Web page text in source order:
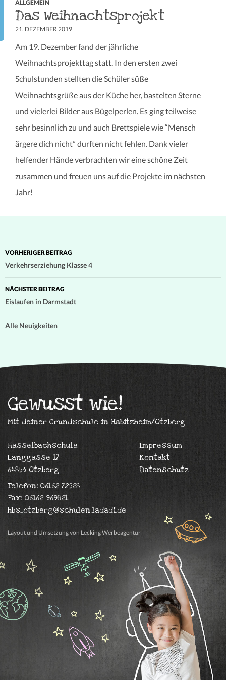
ALLGEMEIN
Das Weihnachtsprojekt
21. DEZEMBER 2019
Am 19. Dezember fand der jährliche
Weihnachtsprojekttag statt. In den ersten zwei
Schulstunden stellten die Schüler süße
Weihnachtsgrüße aus der Küche her, bastelten Sterne
und vielerlei Bilder aus Bügelperlen. Es ging teilweise
sehr besinnlich zu und auch Brettspiele wie “Mensch
ärgere dich nicht” durften nicht fehlen. Dank vieler
helfender Hände verbrachten wir eine schöne Zeit
zusammen und freuen uns auf die Projekte im nächsten
Jahr!
Beitragsnavigation
VORHERIGER BEITRAG
Verkehrserziehung Klasse 4
NÄCHSTER BEITRAG
Eislaufen in Darmstadt
Alle Neuigkeiten
Gewusst wie!
Mit deiner Grundschule in Habitzheim/Otzberg
Hasselbachschule
Langgasse 17
64853 Otzberg
Telefon: 06162 72528
Fax: 06162 969821
hbs_otzberg@schulen.ladadi.de
Impressum
Kontakt
Datenschutz
Layout und Umsetzung von Lecking Werbeagentur